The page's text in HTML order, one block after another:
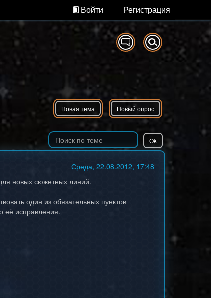
Войти Регистрация
Новая тема Новый опрос
Среда, 22.08.2012, 17:48
новых сюжетных линий.
один из обязательных пунктов
её исправления.